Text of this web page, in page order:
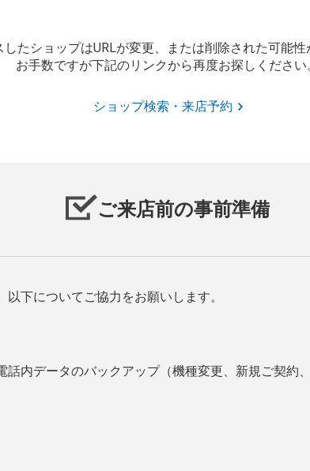
したショップはURLが変更、または削除された可能性
お手数ですが下記のリンクから再度お探しください
ショップ検索・来店予約
ご来店前の事前準備
下についてご協力をお願いします。
内データのバックアップ（機種変更、新規ご契約